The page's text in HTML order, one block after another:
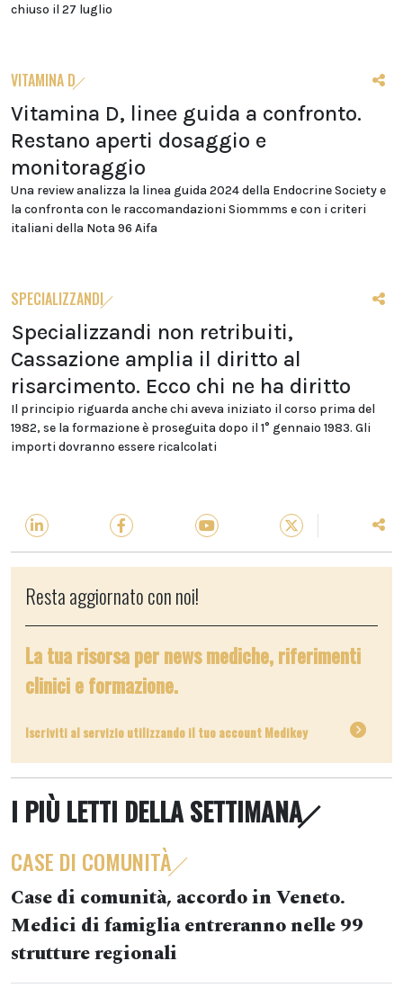
chiuso il 27 luglio
VITAMINA D
Vitamina D, linee guida a confronto.
Restano aperti dosaggio e
monitoraggio
Una review analizza la linea guida 2024 della Endocrine Society e
la confronta con le raccomandazioni Siommms e con i criteri
italiani della Nota 96 Aifa
SPECIALIZZANDI
Specializzandi non retribuiti,
Cassazione amplia il diritto al
risarcimento. Ecco chi ne ha diritto
Il principio riguarda anche chi aveva iniziato il corso prima del
1982, se la formazione è proseguita dopo il 1° gennaio 1983. Gli
importi dovranno essere ricalcolati
Resta aggiornato con noi!
La tua risorsa per news mediche, riferimenti
clinici e formazione.
Iscriviti al servizio utilizzando il tuo account Medikey
I PIÙ LETTI DELLA SETTIMANA
CASE DI COMUNITÀ
Case di comunità, accordo in Veneto.
Medici di famiglia entreranno nelle 99
strutture regionali